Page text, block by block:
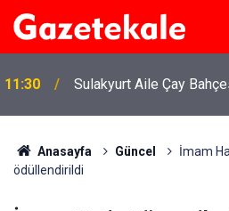
11:30 Sulakyurt Aile Çay
Anasayfa Güncel
İmam
ödüllendirildi